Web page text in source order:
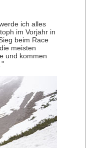
ich alles
im Vorjahr in
beim Race
meisten
und kommen